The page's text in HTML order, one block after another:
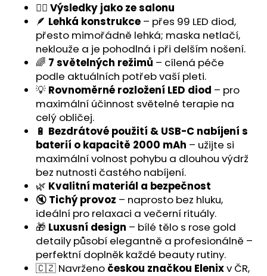
💆‍♀️ Výsledky jako ze salonu
🪶 Lehká konstrukce – přes 99 LED diod,
přesto mimořádně lehká; maska netlačí,
neklouže a je pohodlná i při delším nošení.
🌈 7 světelných režimů – cílená péče
podle aktuálních potřeb vaší pleti.
💡 Rovnoměrné rozložení LED diod – pro
maximální účinnost světelné terapie na
celý obličej.
🔋 Bezdrátové použití & USB-C nabíjení s
baterií o kapacitě 2000 mAh – užijte si
maximální volnost pohybu a dlouhou výdrž
bez nutnosti častého nabíjení.
🌿 Kvalitní materiál a bezpečnost
🔇 Tichý provoz – naprosto bez hluku,
ideální pro relaxaci a večerní rituály.
🎁 Luxusní design – bílé tělo s rose gold
detaily působí elegantně a profesionálně –
perfektní doplněk každé beauty rutiny.
🇨🇿 Navrženo českou značkou Elenixv ČR,